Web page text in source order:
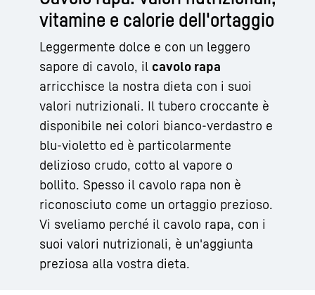
vitamine e calorie dell'ortaggio
Leggermente dolce e con un leggero
sapore di cavolo, il cavolo rapa
arricchisce la nostra dieta con i suoi
valori nutrizionali. Il tubero croccante è
disponibile nei colori bianco-verdastro e
blu-violetto ed è particolarmente
delizioso crudo, cotto al vapore o
bollito. Spesso il cavolo rapa non è
riconosciuto come un ortaggio prezioso.
Vi sveliamo perché il cavolo rapa, con i
suoi valori nutrizionali, è un'aggiunta
preziosa alla vostra dieta.